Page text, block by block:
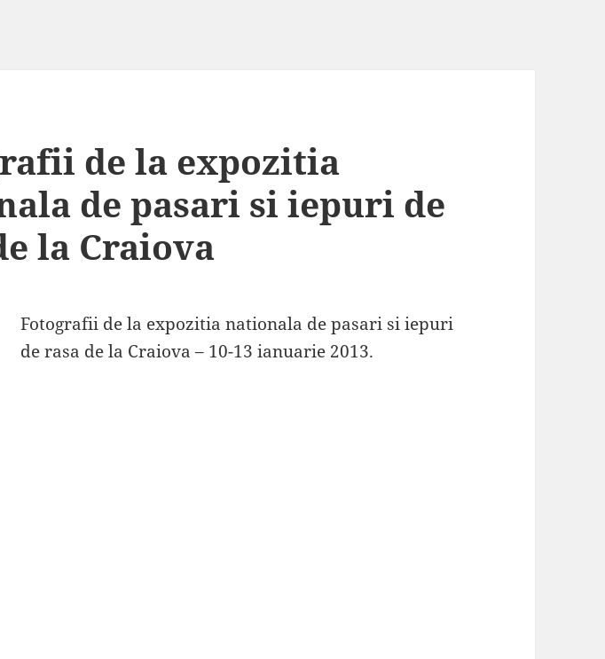
de la expozitia
de pasari si iepuri de
la Craiova
Fotografii de la expozitia nationala de pasari si iepuri
de rasa de la Craiova – 10-13 ianuarie 2013.